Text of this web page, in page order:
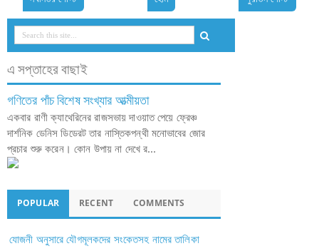
এ সপ্তাহের বাছাই
গণিতের পাঁচ বিশেষ সংখ্যার আত্মীয়তা
একবার রাণী ক্যাথেরিনের রাজসভায় দাওয়াত পেয়ে ফ্রেঞ্চ
দার্শনিক ডেনিস ডিডেরট তার নাস্তিকপন্থী মনোভাবের জোর
প্রচার শুরু করেন। কোন উপায় না দেখে র...
POPULAR RECENT COMMENTS
যোজনী অনুসারে যৌগমূলকদের সংকেতসহ নামের তালিকা